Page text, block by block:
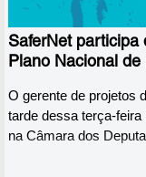
Guilherme Alves, foi
(PSB-SP) para uma
sobre o PNE, mais
objetivo 7 do plano,
SaferNet participa
Plano Nacional de
O gerente de projetos
tarde dessa terça-feira
na Câmara dos